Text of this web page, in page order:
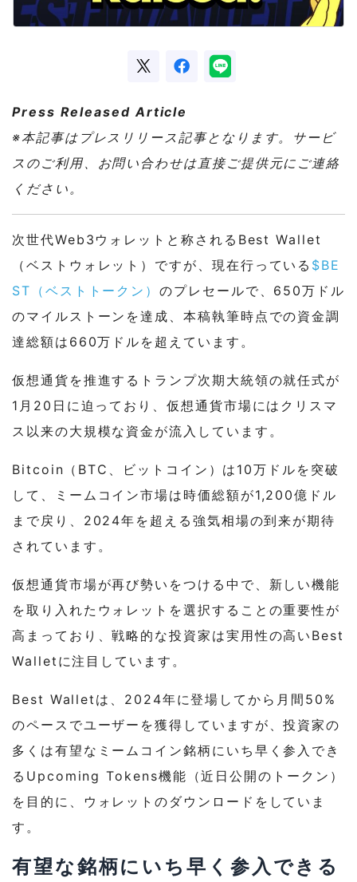
Press Released Article
※本記事はプレスリリース記事となります。サービ
スのご利用、お問い合わせは直接ご提供元にご連絡
ください。
次世代Web3ウォレットと称されるBest Wallet
（ベストウォレット）ですが、現在行っている $BE
ST（ベストトークン）のプレセールで、650万ドル
のマイルストーンを達成、本稿執筆時点での資金調
達総額は660万ドルを超えています。
仮想通貨を推進するトランプ次期大統領の就任式が
1月20日に迫っており、仮想通貨市場にはクリスマ
ス以来の大規模な資金が流入しています。
Bitcoin（BTC、ビットコイン）は10万ドルを突破
して、ミームコイン市場は時価総額が1,200億ドル
まで戻り、2024年を超える強気相場の到来が期待
されています。
仮想通貨市場が再び勢いをつける中で、新しい機能
を取り入れたウォレットを選択することの重要性が
高まっており、戦略的な投資家は実用性の高いBest
Walletに注目しています。
Best Walletは、2024年に登場してから月間50%
のペースでユーザーを獲得していますが、投資家の
多くは有望なミームコイン銘柄にいち早く参入でき
るUpcoming Tokens機能（近日公開のトークン）
を目的に、ウォレットのダウンロードをしていま
す。
有望な銘柄にいち早く参入できる